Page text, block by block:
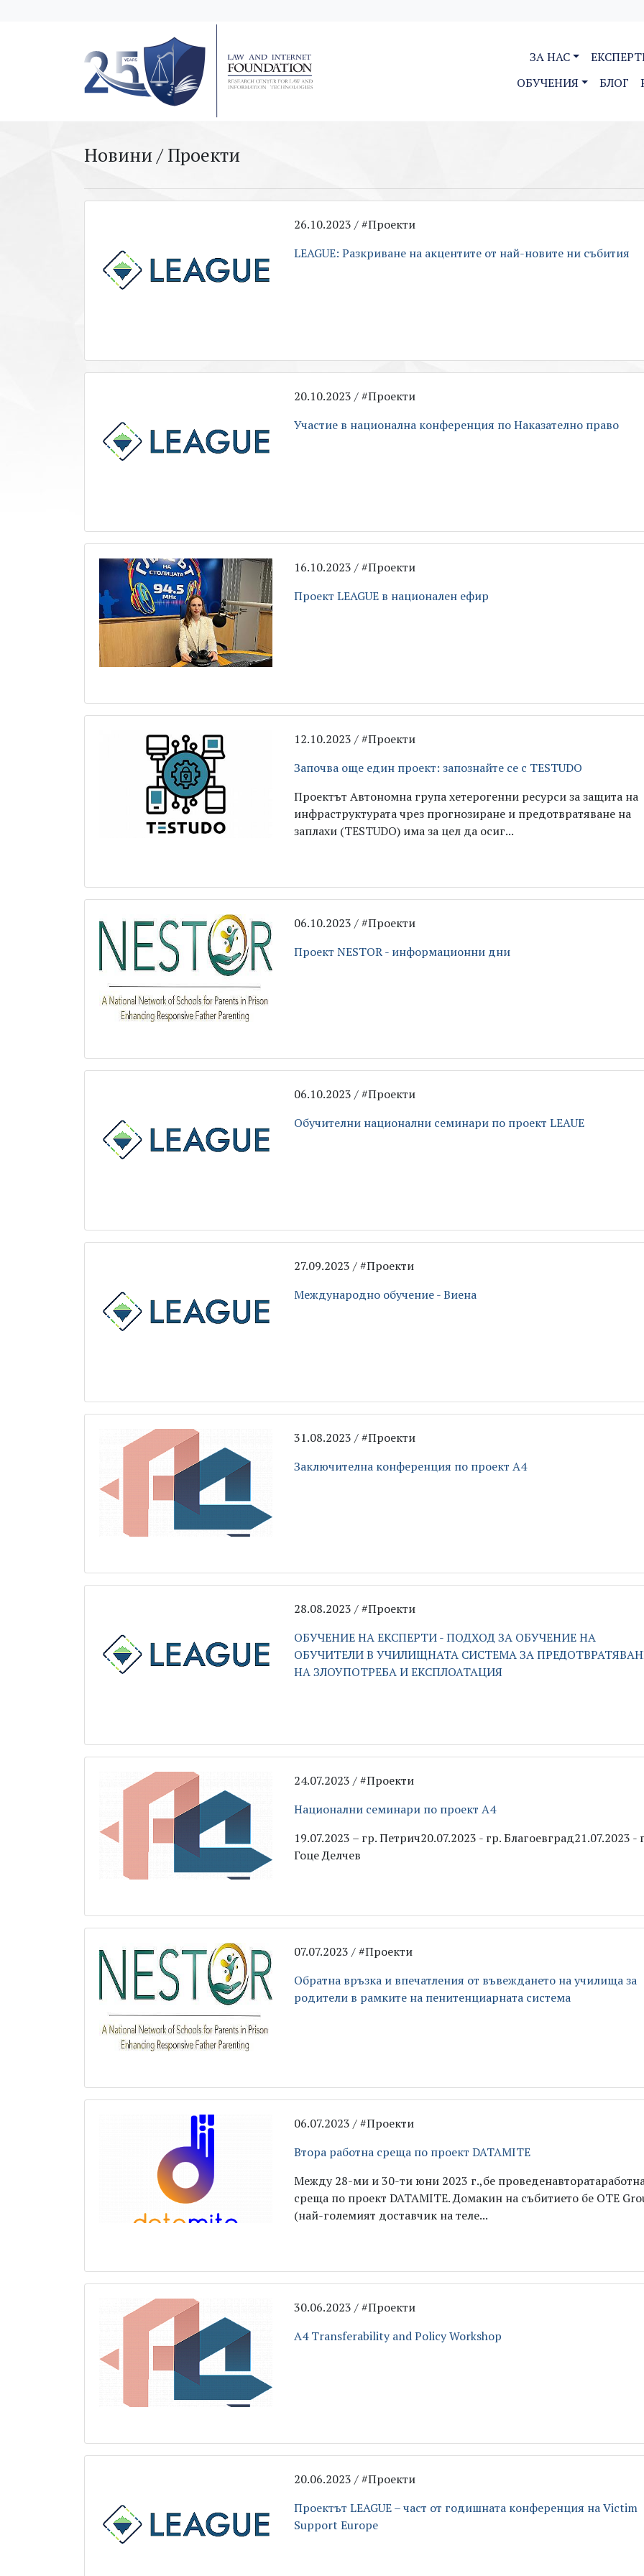
ЗА НАС
ОБУЧЕНИЯ
БЛОГ
Новини / Проекти
26.10.2023 / #Проекти
LEAGUE: Разкриване на акцентите от най-новите ни събития
20.10.2023 / #Проекти
Участие в национална конференция по Наказателно право
16.10.2023 / #Проекти
Проект LEAGUE в национален ефир
12.10.2023 / #Проекти
Започва още един проект: запознайте се с TESTUDO
Проектът Автономна група хетерогенни ресурси за защита на
инфраструктурата чрез прогнозиране и предотвратяване на
заплахи (TESTUDO) има за цел да осиг...
06.10.2023 / #Проекти
Проект NESTOR - информационни дни
06.10.2023 / #Проекти
Обучителни национални семинари по проект LEAUE
27.09.2023 / #Проекти
Международно обучение - Виена
31.08.2023 / #Проекти
Заключителна конференция по проект A4
28.08.2023 / #Проекти
ОБУЧЕНИЕ НА ЕКСПЕРТИ - ПОДХОД ЗА ОБУЧЕНИЕ НА
ОБУЧИТЕЛИ В УЧИЛИЩНАТА СИСТЕМА ЗА
НА ЗЛОУПОТРЕБА И ЕКСПЛОАТАЦИЯ
24.07.2023 / #Проекти
Национални семинари по проект А4
19.07.2023 – гр. Петрич20.07.2023 - гр. Благоевград21.07.2023 -
Гоце Делчев
07.07.2023 / #Проекти
Обратна връзка и впечатления от въвеждането на училища за
родители в рамките на пенитенциарната система
06.07.2023 / #Проекти
Втора работна среща по проект DATAMITE
Между 28-ми и 30-ти юни 2023 г.,бе
среща по проект DATAMITE. Домакин на събитието бе OTE
(най-големият доставчик на теле...
30.06.2023 / #Проекти
A4 Transferability and Policy Workshop
20.06.2023 / #Проекти
Проектът LEAGUE – част от годишната конференция на Victim
Support Europe